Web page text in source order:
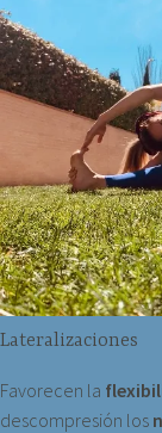
Lateralizaciones
Favorecen la
descompresión los